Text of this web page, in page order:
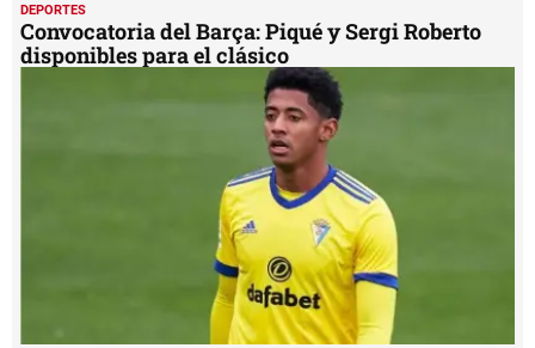
DEPORTES
Convocatoria del Barça: Piqué y Sergi Roberto
disponibles para el clásico